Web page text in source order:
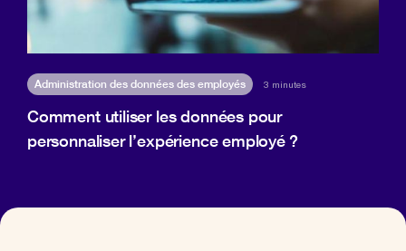
Administration des données des employés 3 minutes
Comment utiliser les données pour
personnaliser l’expérience employé ?